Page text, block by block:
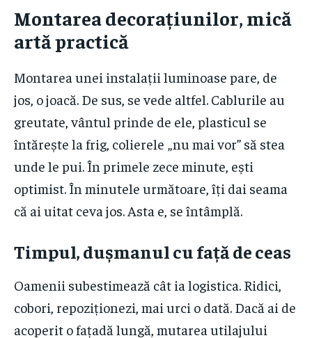
Montarea decorațiunilor, mică
artă practică
Montarea unei instalații luminoase pare, de
jos, o joacă. De sus, se vede altfel. Cablurile au
greutate, vântul prinde de ele, plasticul se
întărește la frig, colierele „nu mai vor” să stea
unde le pui. În primele zece minute, ești
optimist. În minutele următoare, îți dai seama
că ai uitat ceva jos. Asta e, se întâmplă.
Timpul, dușmanul cu față de ceas
Oamenii subestimează cât ia logistica. Ridici,
cobori, repoziționezi, mai urci o dată. Dacă ai de
acoperit o fațadă lungă, mutarea utilajului